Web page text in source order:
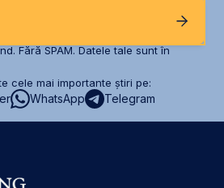
Fără SPAM. Datele tale sunt în
cele mai importante știri pe:
WhatsApp Telegram